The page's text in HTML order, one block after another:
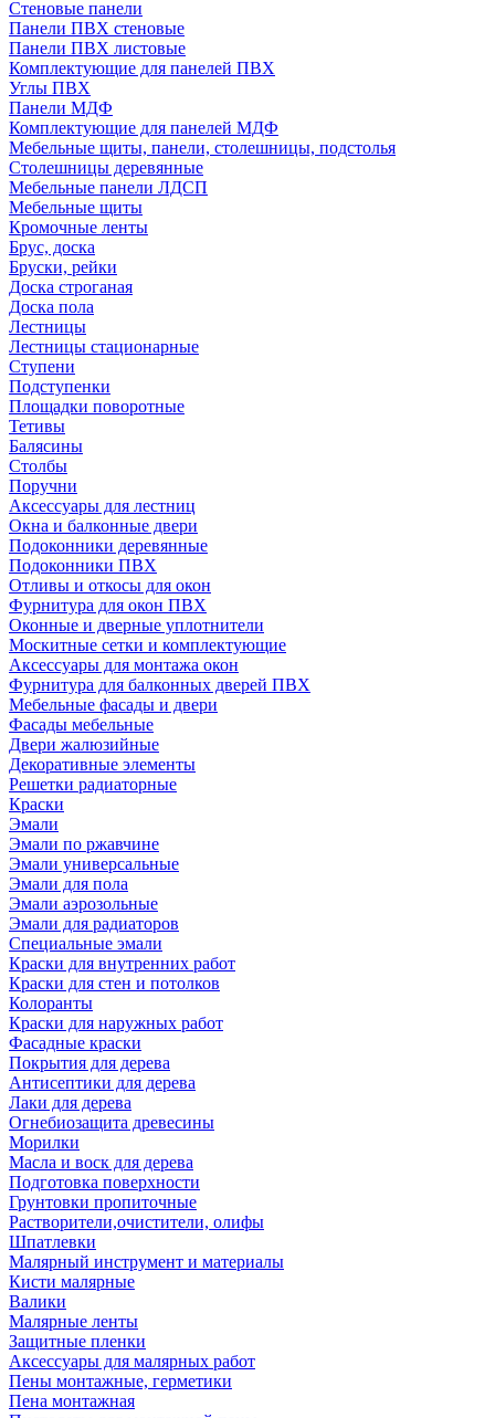
Стеновые панели
Панели ПВХ стеновые
Панели ПВХ листовые
Комплектующие для панелей ПВХ
Углы ПВХ
Панели МДФ
Комплектующие для панелей МДФ
Мебельные щиты, панели, столешницы, подстолья
Столешницы деревянные
Мебельные панели ЛДСП
Мебельные щиты
Кромочные ленты
Брус, доска
Бруски, рейки
Доска строганая
Доска пола
Лестницы
Лестницы стационарные
Ступени
Подступенки
Площадки поворотные
Тетивы
Балясины
Столбы
Поручни
Аксессуары для лестниц
Окна и балконные двери
Подоконники деревянные
Подоконники ПВХ
Отливы и откосы для окон
Фурнитура для окон ПВХ
Оконные и дверные уплотнители
Москитные сетки и комплектующие
Аксессуары для монтажа окон
Фурнитура для балконных дверей ПВХ
Мебельные фасады и двери
Фасады мебельные
Двери жалюзийные
Декоративные элементы
Решетки радиаторные
Краски
Эмали
Эмали по ржавчине
Эмали универсальные
Эмали для пола
Эмали аэрозольные
Эмали для радиаторов
Специальные эмали
Краски для внутренних работ
Краски для стен и потолков
Колоранты
Краски для наружных работ
Фасадные краски
Покрытия для дерева
Антисептики для дерева
Лаки для дерева
Огнебиозащита древесины
Морилки
Масла и воск для дерева
Подготовка поверхности
Грунтовки пропиточные
Растворители,очистители, олифы
Шпатлевки
Малярный инструмент и материалы
Кисти малярные
Валики
Малярные ленты
Защитные пленки
Аксессуары для малярных работ
Пены монтажные, герметики
Пена монтажная